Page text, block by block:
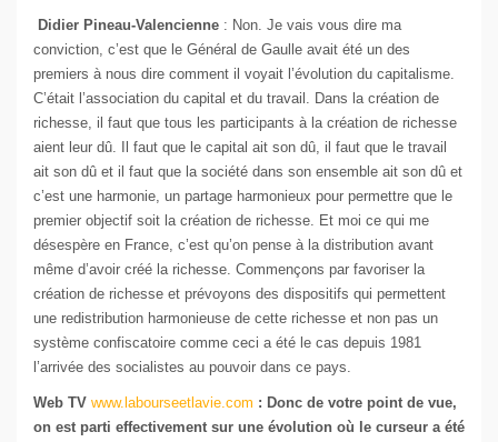
Didier Pineau-Valencienne : Non. Je vais vous dire ma
conviction, c’est que le Général de Gaulle avait été un des
premiers à nous dire comment il voyait l’évolution du capitalisme.
C’était l’association du capital et du travail. Dans la création de
richesse, il faut que tous les participants à la création de richesse
aient leur dû. Il faut que le capital ait son dû, il faut que le travail
ait son dû et il faut que la société dans son ensemble ait son dû et
c’est une harmonie, un partage harmonieux pour permettre que le
premier objectif soit la création de richesse. Et moi ce qui me
désespère en France, c’est qu’on pense à la distribution avant
même d’avoir créé la richesse. Commençons par favoriser la
création de richesse et prévoyons des dispositifs qui permettent
une redistribution harmonieuse de cette richesse et non pas un
système confiscatoire comme ceci a été le cas depuis 1981
l’arrivée des socialistes au pouvoir dans ce pays.
Web TV www.labourseetlavie.com : Donc de votre point de vue,
on est parti effectivement sur une évolution où le curseur a été